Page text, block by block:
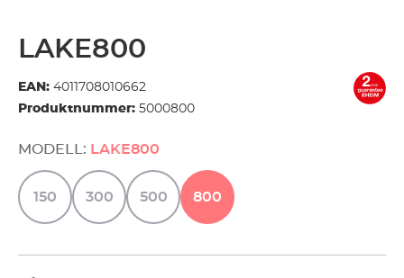
LAKE800
EAN: 4011708010662
Produktnummer: 5000800
MODELL: LAKE800
150 300 500 800